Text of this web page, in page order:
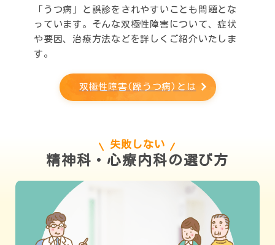
「うつ病」と誤診をされやすいことも問題とな
っています。そんな双極性障害について、症状
や要因、治療方法などを詳しくご紹介いたしま
す。
双極性障害(躁うつ病)とは
失敗しない
精神科・心療内科の選び方